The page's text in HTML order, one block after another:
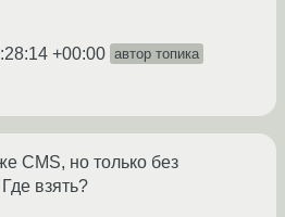
+00:00 автор топика
CMS, но только без
взять?